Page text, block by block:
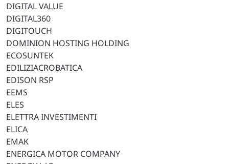
DIGITAL VALUE
DIGITAL360
DIGITOUCH
DOMINION HOSTING HOLDING
ECOSUNTEK
EDILIZIACROBATICA
EDISON RSP
EEMS
ELES
ELETTRA INVESTIMENTI
ELICA
EMAK
ENERGICA MOTOR COMPANY